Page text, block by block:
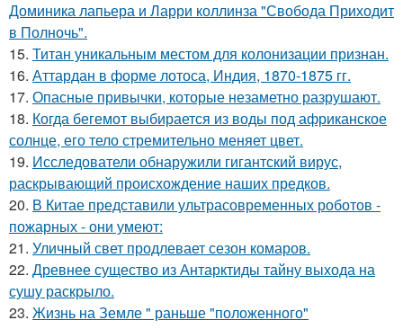
Доминика лапьера и Ларри коллинза "Свобода Приходит
в Полночь".
15. Титан уникальным местом для колонизации признан.
16. Аттардан в форме лотоса, Индия, 1870-1875 гг.
17. Опасные привычки, которые незаметно разрушают.
18. Когда бегемот выбирается из воды под африканское
солнце, его тело стремительно меняет цвет.
19. Исследователи обнаружили гигантский вирус,
раскрывающий происхождение наших предков.
20. В Китае представили ультрасовременных роботов -
пожарных - они умеют:
21. Уличный свет продлевает сезон комаров.
22. Древнее существо из Антарктиды тайну выхода на
сушу раскрыло.
23. Жизнь на Земле " раньше "положенного"